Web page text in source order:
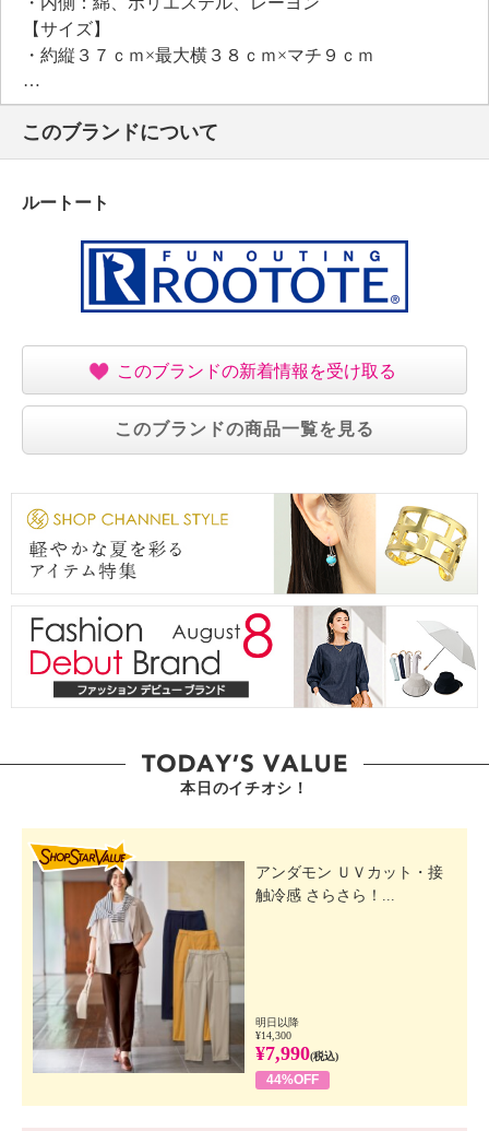
【サイズ】
・約縦３７ｃｍ×最大横３８ｃｍ×マチ９ｃｍ
・Ａ４サイズ：可
【重さ】
・約１５０ｇ
【個体差あり】
【原産国（地）】
・インド製
このブランドについて
ルートート
このブランドの新着情報を受け取る
このブランドの商品一覧を見る
本日のイチオシ！
アンダモン ＵＶカット・接
触冷感 さらさら！...
明日以降
¥14,300
¥7,990(税込)
44%OFF